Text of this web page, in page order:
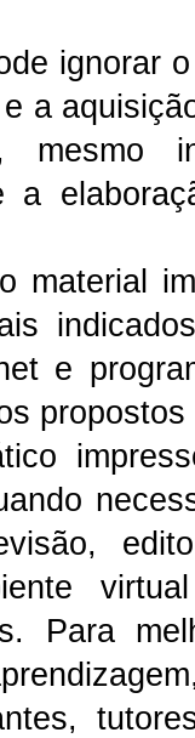
ignorar
a
a
material
e
Para